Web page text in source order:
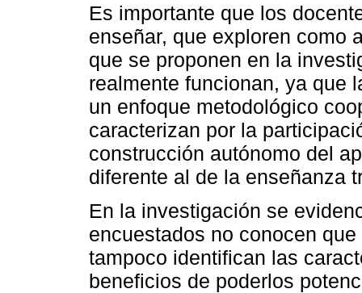
Es importante que los
enseñar, que exploren como
que se proponen en la
realmente funcionan, ya que
un enfoque metodológico
caracterizan por la
construcción autónomo del
diferente al de la enseñanza
En la investigación se
encuestados no conocen
tampoco identifican las
beneficios de poderlos